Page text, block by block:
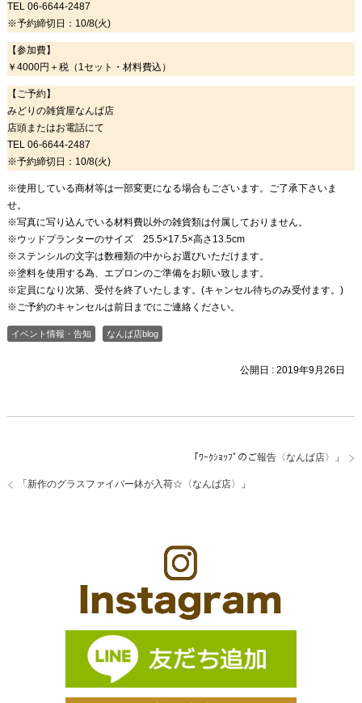
TEL 06-6644-2487
※予約締切日：10/8(火)
【参加費】
￥4000円＋税（1セット・材料費込）
【ご予約】
みどりの雑貨屋なんば店
店頭またはお電話にて
TEL 06-6644-2487
※予約締切日：10/8(火)
※使用している商材等は一部変更になる場合もございます。ご了承下さいま
せ。
※写真に写り込んでいる材料費以外の雑貨類は付属しておりません。
※ウッドプランターのサイズ 25.5×17.5×高さ13.5cm
※ステンシルの文字は数種類の中からお選びいただけます。
※塗料を使用する為、エプロンのご準備をお願い致します。
※定員になり次第、受付を終了いたします。(キャンセル待ちのみ受付ます。)
※ご予約のキャンセルは前日までにご連絡ください。
イベント情報・告知 なんば店blog
公開日 :2019年9月26日
「ﾜｰｸｼｮｯﾌﾟのご報告〈なんば店〉 」
「 新作のグラスファイバー鉢が入荷☆〈なんば店〉 」